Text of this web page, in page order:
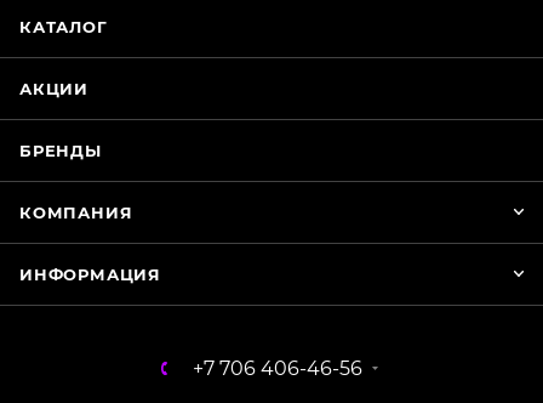
КАТАЛОГ
АКЦИИ
БРЕНДЫ
КОМПАНИЯ
ИНФОРМАЦИЯ
+7 706 406-46-56
Магазин Интимания
Нажмите на кнопку ниже для связи с нами